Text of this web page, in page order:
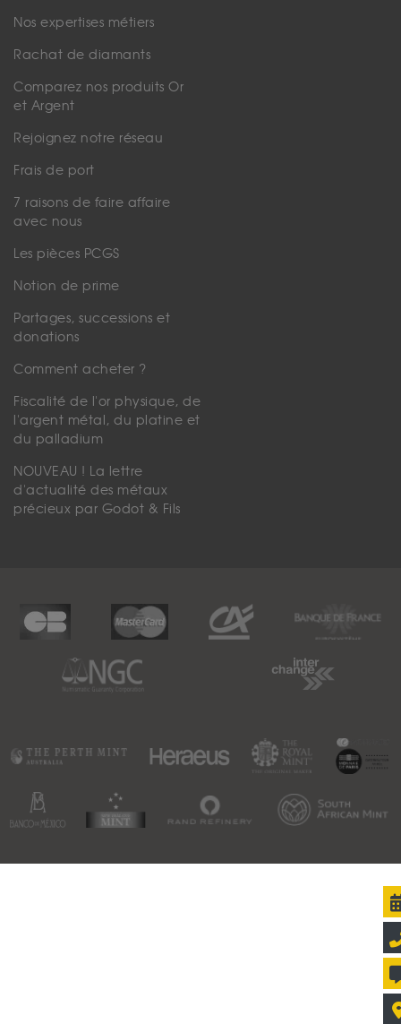
Nos expertises métiers
Rachat de diamants
Comparez nos produits Or
et Argent
Rejoignez notre réseau
Frais de port
7 raisons de faire affaire
avec nous
Les pièces PCGS
Notion de prime
Partages, successions et
donations
Comment acheter ?
Fiscalité de l'or physique, de
l'argent métal, du platine et
du palladium
NOUVEAU ! La lettre
d'actualité des métaux
précieux par Godot & Fils